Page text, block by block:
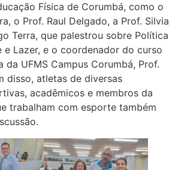
Física de Corumbá, como o
o Prof. Raul Delgado, a Prof. Silvia
Terra, que palestrou sobre Política
e Lazer, e o coordenador do curso
da UFMS Campus Corumbá, Prof.
disso, atletas de diversas
acadêmicos e membros da
trabalham com esporte também